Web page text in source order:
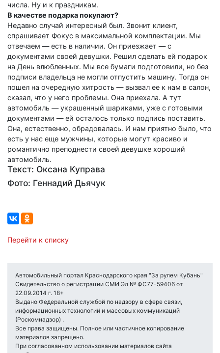
числа. Ну и к праздникам.
В качестве подарка покупают?
Недавно случай интересный был. Звонит клиент,
спрашивает Фокус в максимальной комплектации. Мы
отвечаем — есть в наличии. Он приезжает — с
документами своей девушки. Решил сделать ей подарок
на День влюбленных. Мы все бумаги подготовили, но без
подписи владельца не могли отпустить машину. Тогда он
пошел на очередную хитрость — вызвал ее к нам в салон,
сказал, что у него проблемы. Она приехала. А тут
автомобиль — украшенный шариками, уже с готовыми
документами — ей осталось только подпись поставить.
Она, естественно, обрадовалась. И нам приятно было, что
есть у нас еще мужчины, которые могут красиво и
романтично преподнести своей девушке хороший
автомобиль.
Текст: Оксана Куправа
Фото: Геннадий Дьячук
Перейти к списку
Автомобильный портал Краснодарского края "За рулем Кубань"
Свидетельство о регистрации СМИ Эл № ФС77-59406 от
22.09.2014 г. 18+
Выдано Федеральной службой по надзору в сфере связи,
информационных технологий и массовых коммуникаций
(Роскомнадзор) .
Все права защищены. Полное или частичное копирование
материалов запрещено.
При согласованном использовании материалов сайта